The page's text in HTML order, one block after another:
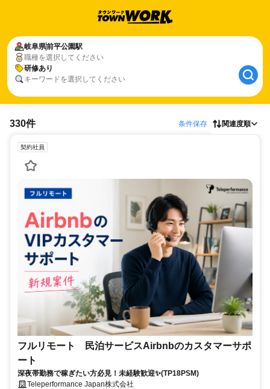
岐阜県前平公園駅
職種を選択してください
研修あり
キーワードを選択してください
330件 条件保存 関連度順
契約社員
フルリモート 民泊サービスAirbnbのカスタマーサポ
ート
深夜帯勤務で稼ぎたい方必見！未経験歓迎✨(TP18PSM)
Teleperformance Japan株式会社